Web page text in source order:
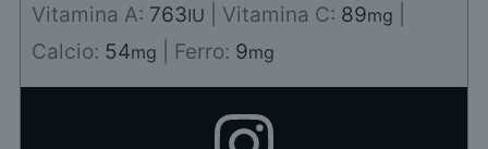
Vitamina A: 763IU Vitamina C: 89mg
Calcio: 54mg Ferro: 9mg